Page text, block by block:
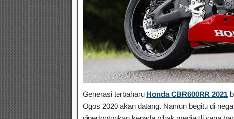
Generasi terbaharu Honda CBR600RR 2021
Ogos 2020 akan datang. Namun begitu di